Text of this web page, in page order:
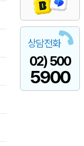
상담전화
02) 500
5900